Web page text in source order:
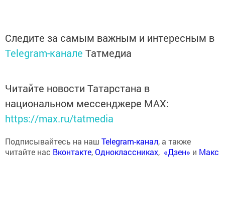
Следите за самым важным и интересным в
Telegram-канале Татмедиа
Читайте новости Татарстана в
национальном мессенджере MАХ:
https://max.ru/tatmedia
Подписывайтесь на наш Telegram-канал, а также
читайте нас Вконтакте,Одноклассниках, «Дзен» и Макс